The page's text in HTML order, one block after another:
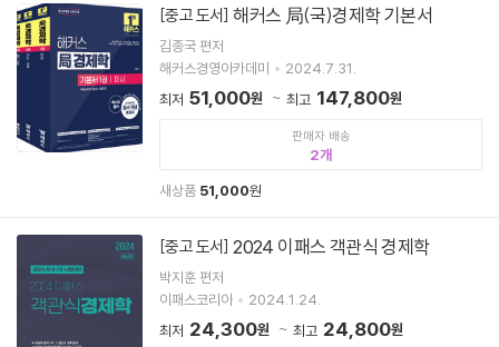
[중고 도서] 해커스 局(국)경제학 기본서
김종국 편저
해커스경영아카데미
2024.7.31.
최저 51,000원 최고 147,800원
판매자 배송
2
새상품 51,000원
[중고 도서] 2024 이패스 객관식 경제학
박지훈 편저
이패스코리아
2024.1.24.
최저 24,300원 최고 24,800원